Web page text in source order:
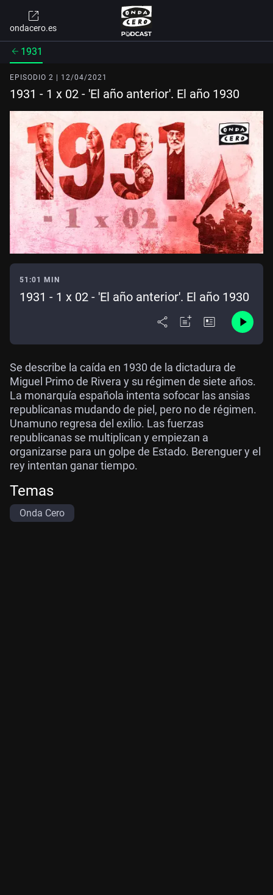
ondacero.es
1931
EPISODIO 2 | 12/04/2021
1931 - 1 x 02 - 'El año anterior'. El año 1930
51:01 MIN
1931 - 1 x 02 - 'El año anterior'. El año 1930
Se describe la caída en 1930 de la dictadura de
Miguel Primo de Rivera y su régimen de siete años.
La monarquía española intenta sofocar las ansias
republicanas mudando de piel, pero no de régimen.
Unamuno regresa del exilio. Las fuerzas
republicanas se multiplican y empiezan a
organizarse para un golpe de Estado. Berenguer y el
rey intentan ganar tiempo.
Temas
Onda Cero